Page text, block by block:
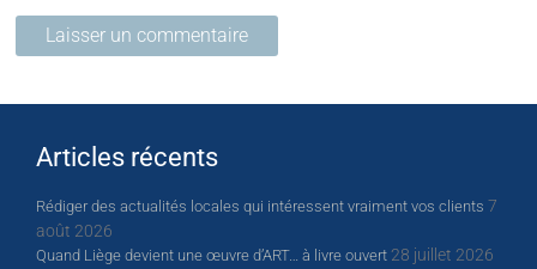
Articles récents
Rédiger des actualités locales qui intéressent vraiment vos clients 7
août 2026
Quand Liège devient une œuvre d’ART… à livre ouvert 28 juillet 2026